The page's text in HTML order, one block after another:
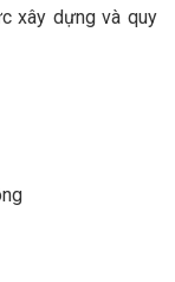
xây dựng và quy